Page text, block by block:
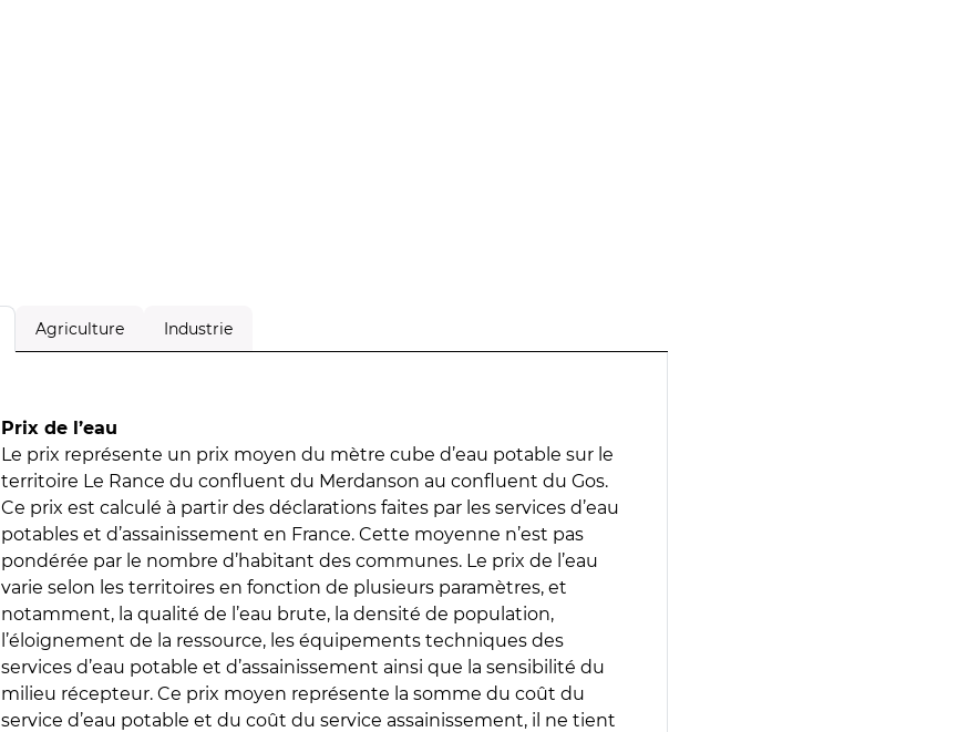
Agriculture Industrie
Prix de l’eau
Le prix représente un prix moyen du mètre cube d’eau potable sur le
territoire Le Rance du confluent du Merdanson au confluent du Gos.
Ce prix est calculé à partir des déclarations faites par les services d’eau
potables et d’assainissement en France. Cette moyenne n’est pas
pondérée par le nombre d’habitant des communes. Le prix de l’eau
varie selon les territoires en fonction de plusieurs paramètres, et
notamment, la qualité de l’eau brute, la densité de population,
l’éloignement de la ressource, les équipements techniques des
services d’eau potable et d’assainissement ainsi que la sensibilité du
milieu récepteur. Ce prix moyen représente la somme du coût du
service d’eau potable et du coût du service assainissement, il ne tient